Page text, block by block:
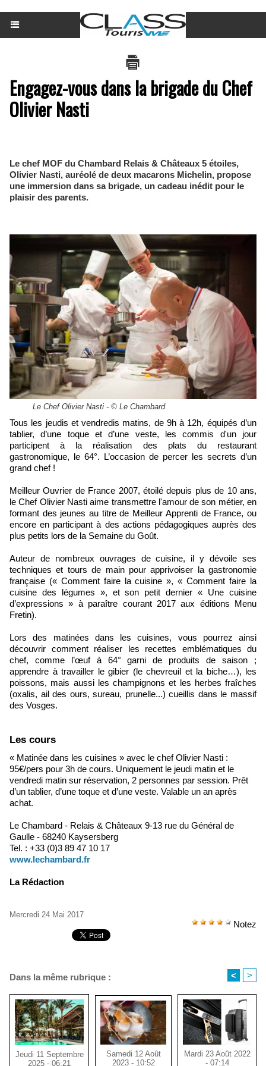
Engagez-vous dans la brigade du Chef
Olivier Nasti
Le chef MOF du Chambard Relais & Châteaux 5 étoiles,
Olivier Nasti, auréolé de deux macarons Michelin, propose
une immersion dans sa brigade, un cadeau inédit pour le
plaisir des parents.
Le Chef Olivier Nasti - © Le Chambard
Tous les jeudis et vendredis matins, de 9h à 12h, équipés d’un
tablier, d’une toque et d’une veste, les commis d'un jour
participent à la réalisation des plats du restaurant
gastronomique, le 64°. L’occasion de percer les secrets d’un
grand chef !
Meilleur Ouvrier de France 2007, étoilé depuis plus de 10 ans,
le Chef Olivier Nasti aime transmettre l'amour de son métier, en
formant des jeunes au titre de Meilleur Apprenti de France, ou
encore en participant à des actions pédagogiques auprès des
plus petits lors de la Semaine du Goût.
Auteur de nombreux ouvrages de cuisine, il y dévoile ses
techniques et tours de main pour apprivoiser la gastronomie
française (« Comment faire la cuisine », « Comment faire la
cuisine des légumes », et son petit dernier « Une cuisine
d’expressions » à paraître courant 2017 aux éditions Menu
Fretin).
Lors des matinées dans les cuisines, vous pourrez ainsi
découvrir comment réaliser les recettes emblématiques du
chef, comme l’œuf à 64° garni de produits de saison ;
apprendre à travailler le gibier (le chevreuil et la biche…), les
poissons, mais aussi les champignons et les herbes fraîches
(oxalis, ail des ours, sureau, prunelle...) cueillis dans le massif
des Vosges.
Les cours
« Matinée dans les cuisines » avec le chef Olivier Nasti :
95€/pers pour 3h de cours. Uniquement le jeudi matin et le
vendredi matin sur réservation, 2 personnes par session. Prêt
d’un tablier, d’une toque et d’une veste. Valable un an après
achat.
Le Chambard - Relais & Châteaux 9-13 rue du Général de
Gaulle - 68240 Kaysersberg
Tel. : +33 (0)3 89 47 10 17
www.lechambard.fr
La Rédaction
Mercredi 24 Mai 2017
Notez
Dans la même rubrique : < >
Jeudi 11 Septembre
2025 - 06:21
Samedi 12 Août
2023 - 10:52
Mardi 23 Août 2022
- 07:14